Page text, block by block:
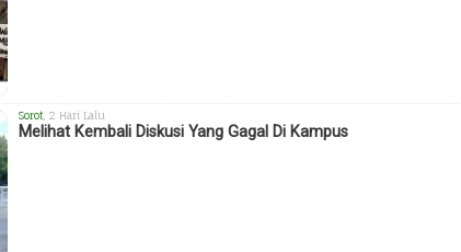
Sorot , 2 Hari Lalu
Melihat Kembali Diskusi Yang Gagal Di Kampus